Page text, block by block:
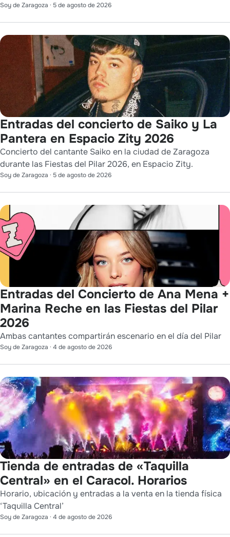
Soy de Zaragoza · 5 de agosto de 2026
Entradas del concierto de Saiko y La
Pantera en Espacio Zity 2026
Concierto del cantante Saiko en la ciudad de Zaragoza
durante las Fiestas del Pilar 2026, en Espacio Zity.
Soy de Zaragoza · 5 de agosto de 2026
Entradas del Concierto de Ana Mena +
Marina Reche en las Fiestas del Pilar
2026
Ambas cantantes compartirán escenario en el día del Pilar
Soy de Zaragoza · 4 de agosto de 2026
Tienda de entradas de «Taquilla
Central» en el Caracol. Horarios
Horario, ubicación y entradas a la venta en la tienda física
‘Taquilla Central’
Soy de Zaragoza · 4 de agosto de 2026